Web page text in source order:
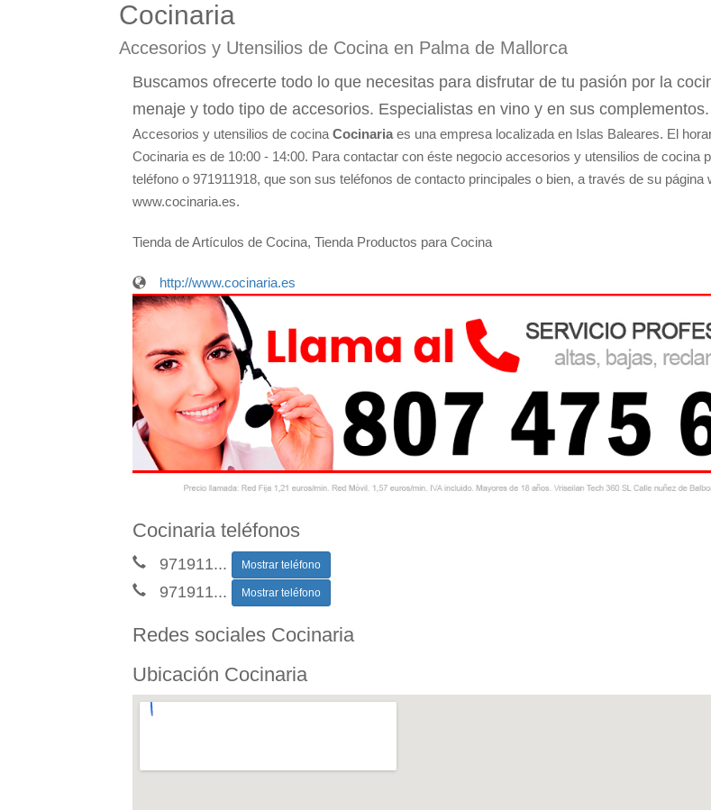
Cocinaria
Accesorios y Utensilios de Cocina en Palma de Mallorca
Buscamos ofrecerte todo lo que necesitas para disfrutar de tu pasión por la
menaje y todo tipo de accesorios. Especialistas en vino y en sus complementos.
Accesorios y utensilios de cocina Cocinaria es una empresa localizada en Islas Baleares. El
Cocinaria es de 10:00 - 14:00. Para contactar con éste negocio accesorios y utensilios de cocina
teléfono o 971911918, que son sus teléfonos de contacto principales o bien, a través de su página
www.cocinaria.es.
Tienda de Artículos de Cocina, Tienda Productos para Cocina
http://www.cocinaria.es
Cocinaria teléfonos
971911... Mostrar teléfono
971911... Mostrar teléfono
Redes sociales Cocinaria
Ubicación Cocinaria